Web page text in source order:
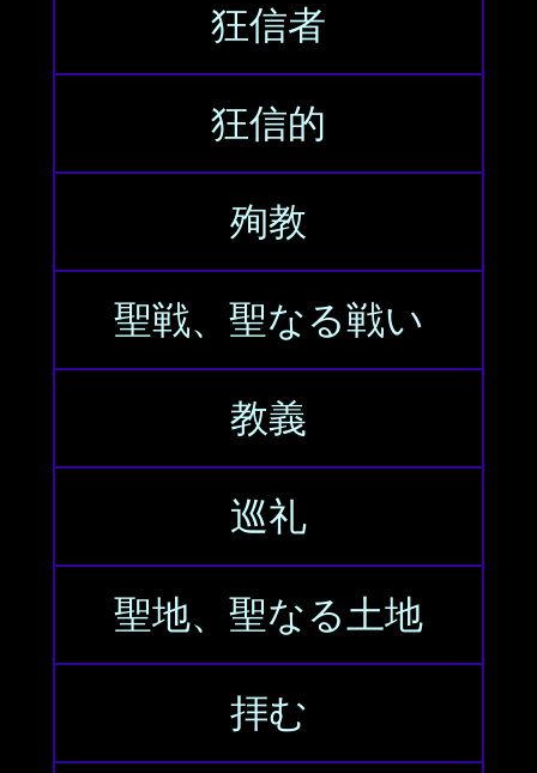
狂信者
狂信的
殉教
聖戦、聖なる戦い
教義
巡礼
聖地、聖なる土地
拝む